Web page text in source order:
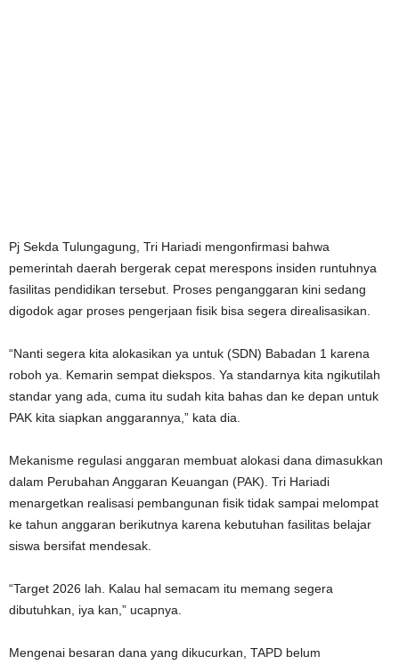
Pj Sekda Tulungagung, Tri Hariadi mengonfirmasi bahwa
pemerintah daerah bergerak cepat merespons insiden runtuhnya
fasilitas pendidikan tersebut. Proses penganggaran kini sedang
digodok agar proses pengerjaan fisik bisa segera direalisasikan.
“Nanti segera kita alokasikan ya untuk (SDN) Babadan 1 karena
roboh ya. Kemarin sempat diekspos. Ya standarnya kita ngikutilah
standar yang ada, cuma itu sudah kita bahas dan ke depan untuk
PAK kita siapkan anggarannya,” kata dia.
Mekanisme regulasi anggaran membuat alokasi dana dimasukkan
dalam Perubahan Anggaran Keuangan (PAK). Tri Hariadi
menargetkan realisasi pembangunan fisik tidak sampai melompat
ke tahun anggaran berikutnya karena kebutuhan fasilitas belajar
siswa bersifat mendesak.
“Target 2026 lah. Kalau hal semacam itu memang segera
dibutuhkan, iya kan,” ucapnya.
Mengenai besaran dana yang dikucurkan, TAPD belum